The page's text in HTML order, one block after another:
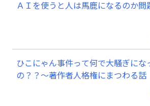
ＡＩを使うと人は馬鹿になるのか問
ひこにゃん事件って何で大騒ぎにな
の？？～著作者人格権にまつわる話